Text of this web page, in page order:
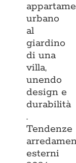
urbano
al
giardino
di una
villa,
unendo
design e
durabilità
.
Tendenze
esterni